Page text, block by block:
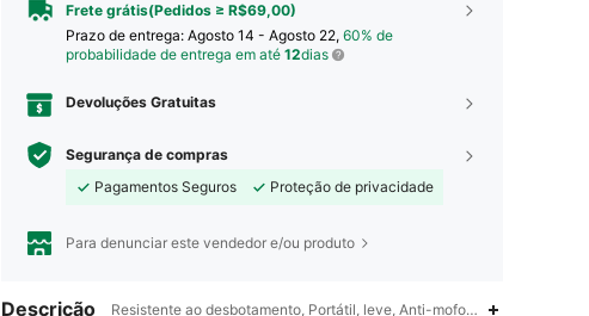
Frete grátis(Pedidos ≥ R$69,00)
Prazo de entrega: Agosto 14 - Agosto 22, 60% de
probabilidade de entrega em até 12dias
Devoluções Gratuitas
Segurança de compras
Pagamentos Seguros
Proteção de privacidade
Para denunciar este vendedor e/ou produto
Descrição Resistente ao desbotamento, Portátil, leve, Anti-mofo, Rotação de
4,73